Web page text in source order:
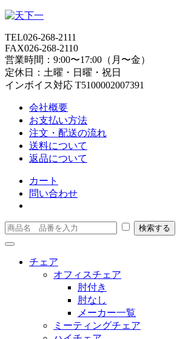
TEL026-268-2111
FAX026-268-2110
営業時間：9:00〜17:00（月〜金）
定休日：土曜・日曜・祝日
インボイス対応 T5100002007391
会社概要
お支払い方法
注文・配送の流れ
送料について
返品について
カート
問い合わせ
チェア
オフィスチェア
肘付き
肘なし
メーカー一覧
ミーティングチェア